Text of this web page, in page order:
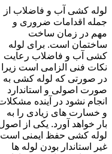
لوله کشی آب و فاضلاب از
جمله اقدامات ضروری و
مهم در زمان ساخت
ساختمان است. برای لوله
کشی آب و فاضلاب رعایت
نکات فنی الزامی است زیرا
در صورتی که لوله کشی به
صورت اصولی و استاندارد
انجام نشود در آینده
و خسارت های زیادی را به
بار خواهد آورد. یکی از
لوله کشی حفظ ایمنی
غیر استاندار بودن لوله ها